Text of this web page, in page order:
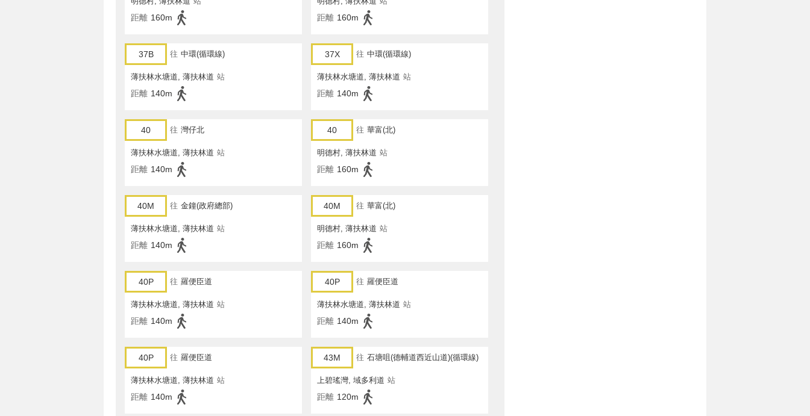
距離 160m 距離 160m
37B 往 中環(循環線)
薄扶林水塘道, 薄扶林道 站
距離 140m
37X 往 中環(循環線)
薄扶林水塘道, 薄扶林道 站
距離 140m
40 往 灣仔北
薄扶林水塘道, 薄扶林道 站
距離 140m
40 往 華富(北)
明德村, 薄扶林道 站
距離 160m
40M 往 金鐘(政府總部)
薄扶林水塘道, 薄扶林道 站
距離 140m
40M 往 華富(北)
明德村, 薄扶林道 站
距離 160m
40P 往 羅便臣道
薄扶林水塘道, 薄扶林道 站
距離 140m
40P 往 羅便臣道
薄扶林水塘道, 薄扶林道 站
距離 140m
40P 往 羅便臣道
薄扶林水塘道, 薄扶林道 站
距離 140m
43M 往 石塘咀(德輔道西近山道)(循環線)
上碧瑤灣, 域多利道 站
距離 120m